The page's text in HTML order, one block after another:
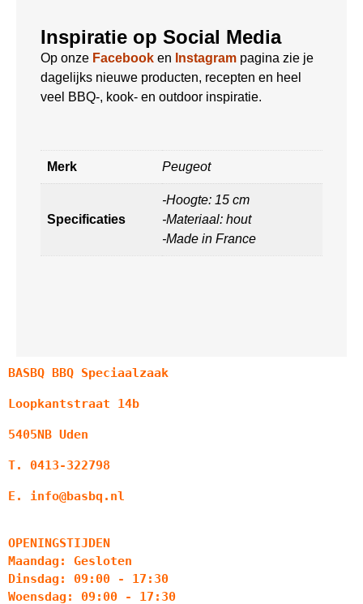
Inspiratie op Social Media
Op onze Facebook en Instagram pagina zie je
dagelijks nieuwe producten, recepten en heel
veel BBQ-, kook- en outdoor inspiratie.
Merk Peugeot
Specificaties
-Hoogte: 15 cm
-Materiaal: hout
-Made in France
BASBQ BBQ Speciaalzaak
Loopkantstraat 14b
5405NB Uden
T. 0413-322798
E. info@basbq.nl
OPENINGSTIJDEN
Maandag: Gesloten
Dinsdag: 09:00 - 17:30
Woensdag: 09:00 - 17:30